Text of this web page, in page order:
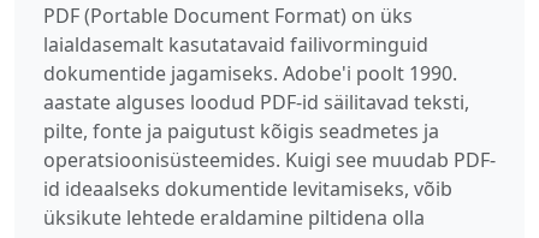
PDF (Portable Document Format) on üks
laialdasemalt kasutatavaid failivorminguid
dokumentide jagamiseks. Adobe'i poolt 1990.
aastate alguses loodud PDF-id säilitavad teksti,
pilte, fonte ja paigutust kõigis seadmetes ja
operatsioonisüsteemides. Kuigi see muudab PDF-
id ideaalseks dokumentide levitamiseks, võib
üksikute lehtede eraldamine piltidena olla